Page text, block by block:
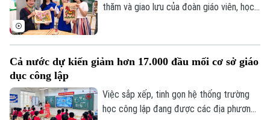
thăm và giao lưu của đoàn giáo viên, học
dục và cùng vun đắp tình hữu nghị từ
trường học đường.
Cả nước dự kiến giảm hơn 17.000 đầu mối cơ sở giáo
dục công lập
Việc sắp xếp, tinh gọn hệ thống trường
học công lập đang được các địa phương